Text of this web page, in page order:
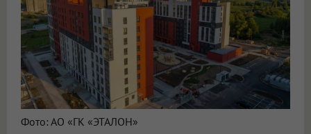
Фото: АО «ГК «ЭТАЛОН»